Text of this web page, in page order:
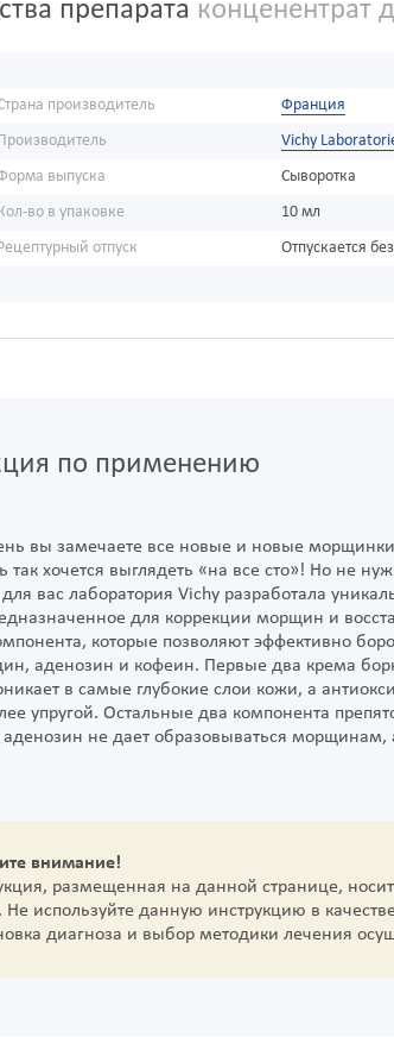
препарата конценентрат
производитель
Франция
Vichy
выпуска
Сыворотка
во в упаковке
10 мл
отпуск
Отпускается
по применению
вы замечаете все новые и новые
так хочется выглядеть «на все сто»! Но не
вас лаборатория Vichy разработала
для коррекции морщин и
которые позволяют эффективно
аденозин и кофеин. Первые два крема
в самые глубокие слои кожи, а
упругой. Остальные два компонента
не дает образовываться морщинам,
внимание!
размещенная на данной странице,
Не используйте данную инструкцию в
диагноза и выбор методики лечения